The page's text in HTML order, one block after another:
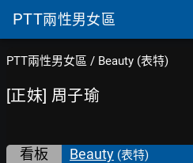
PTT兩性男女區
PTT兩性男女區 / Beauty (表特)
[正妹] 周子瑜
看板 Beauty (表特)